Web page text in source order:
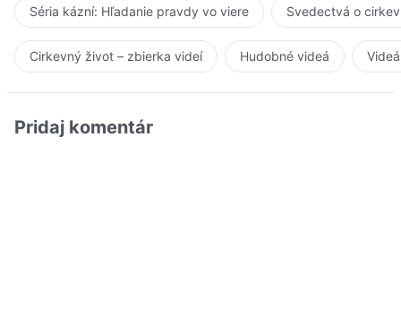
Séria kázní: Hľadanie pravdy vo viere Svedectvá o
Cirkevný život – zbierka videí Hudobné videá
Pridaj komentár